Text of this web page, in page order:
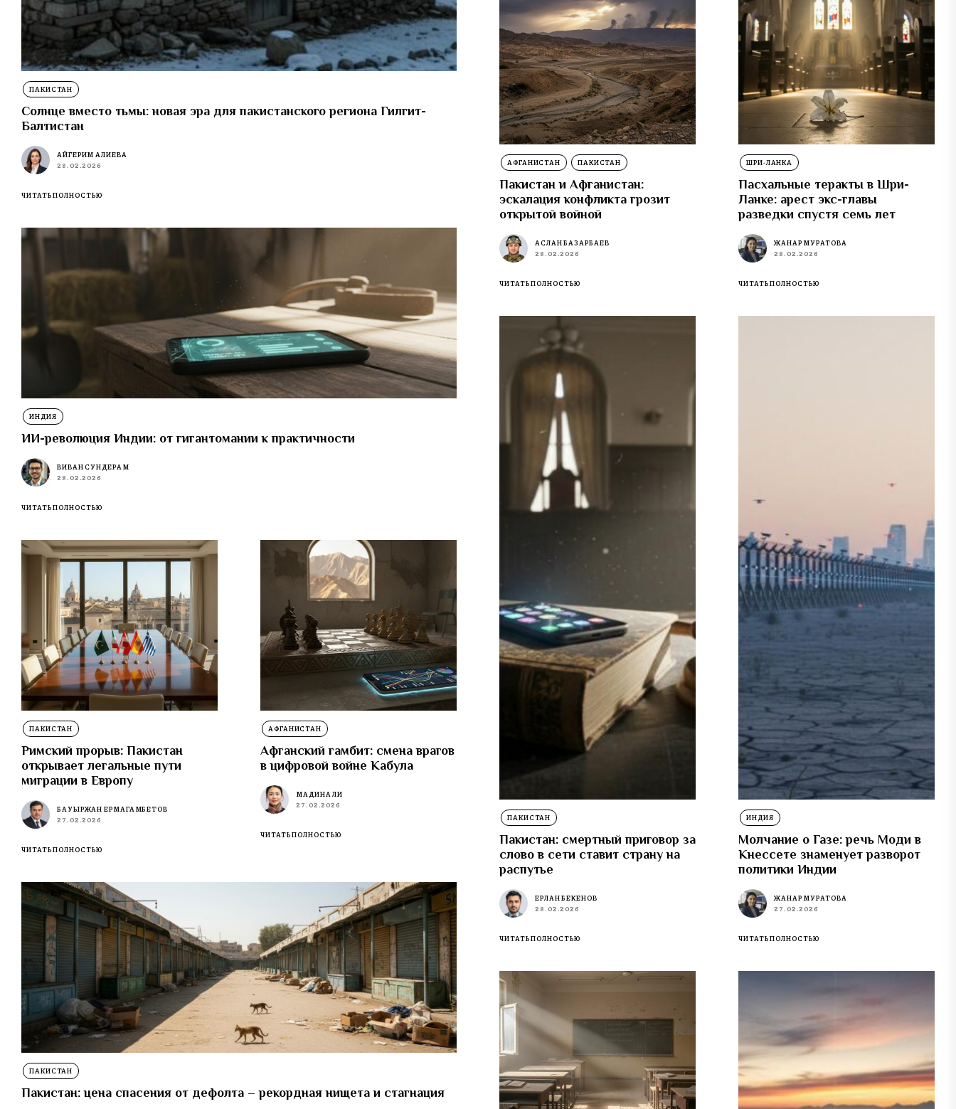
ПАКИСТАН
Солнце вместо тьмы: новая эра для пакистанского региона Гилгит-
Балтистан
АЙГЕРИМ АЛИЕВА
28.02.2026
ЧИТАТЬ ПОЛНОСТЬЮ
АФГАНИСТАН ПАКИСТАН
Пакистан и Афганистан:
эскалация конфликта грозит
открытой войной
АСЛАН БАЗАРБАЕВ
28.02.2026
ЧИТАТЬ ПОЛНОСТЬЮ
ШРИ-ЛАНКА
Пасхальные теракты в Шри-
Ланке: арест экс-главы
разведки спустя семь лет
ЖАНАР МУРАТОВА
28.02.2026
ЧИТАТЬ ПОЛНОСТЬЮ
ИНДИЯ
ИИ-революция Индии: от гигантомании к практичности
ВИВАН СУНДЕРАМ
28.02.2026
ЧИТАТЬ ПОЛНОСТЬЮ
ПАКИСТАН
Пакистан: смертный приговор за
слово в сети ставит страну на
распутье
ЕРЛАН БЕКЕНОВ
28.02.2026
ЧИТАТЬ ПОЛНОСТЬЮ
ИНДИЯ
Молчание о Газе: речь Моди в
Кнессете знаменует разворот
политики Индии
ЖАНАР МУРАТОВА
27.02.2026
ЧИТАТЬ ПОЛНОСТЬЮ
ПАКИСТАН
Римский прорыв: Пакистан
открывает легальные пути
миграции в Европу
БАУЫРЖАН ЕРМАГАМБЕТОВ
27.02.2026
ЧИТАТЬ ПОЛНОСТЬЮ
АФГАНИСТАН
Афганский гамбит: смена врагов
в цифровой войне Кабула
МАДИНА ЛИ
27.02.2026
ЧИТАТЬ ПОЛНОСТЬЮ
ПАКИСТАН
Пакистан: цена спасения от дефолта – рекордная нищета и стагнация